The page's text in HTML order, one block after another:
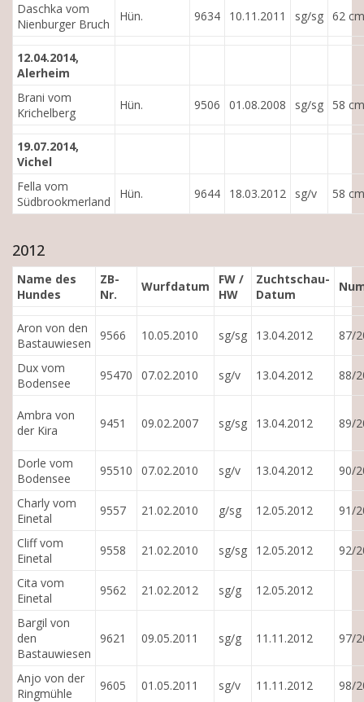
Daschka vom
Nienburger Bruch
Hün. 9634 10.11.2011 sg/sg 62 cm
12.04.2014,
Alerheim
Brani vom
Krichelberg
Hün. 9506 01.08.2008 sg/sg 58 cm
19.07.2014,
Vichel
Fella vom
Südbrookmerland
Hün. 9644 18.03.2012 sg/v 58 cm
2012
Name des
Hundes
ZB-
Nr.
Wurfdatum
FW /
HW
Zuchtschau-
Datum
Aron von den
Bastauwiesen
9566 10.05.2010 sg/sg 13.04.2012 87/
Dux vom
Bodensee
95470 07.02.2010 sg/v 13.04.2012 88/
Ambra von
der Kira
9451 09.02.2007 sg/sg 13.04.2012 89/
Dorle vom
Bodensee
95510 07.02.2010 sg/v 13.04.2012 90/
Charly vom
Einetal
9557 21.02.2010 g/sg 12.05.2012 91/
Cliff vom
Einetal
9558 21.02.2010 sg/sg 12.05.2012 92/
Cita vom
Einetal
9562 21.02.2012 sg/g 12.05.2012
Bargil von
den
Bastauwiesen
9621 09.05.2011 sg/g 11.11.2012 97/
Anjo von der
Ringmühle
9605 01.05.2011 sg/v 11.11.2012 98/